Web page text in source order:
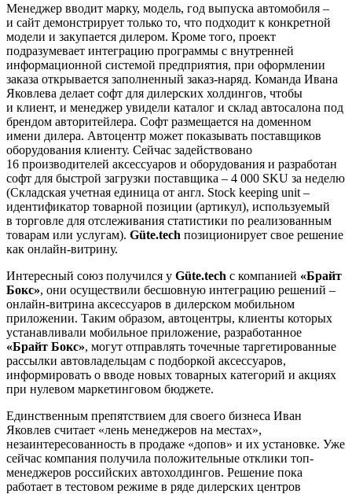
Менеджер вводит марку, модель, год выпуска автомобиля –
и сайт демонстрирует только то, что подходит к конкретной
модели и закупается дилером. Кроме того, проект
подразумевает интеграцию программы с внутренней
информационной системой предприятия, при оформлении
заказа открывается заполненный заказ-наряд. Команда Ивана
Яковлева делает софт для дилерских холдингов, чтобы
и клиент, и менеджер увидели каталог и склад автосалона под
брендом авторитейлера. Софт размещается на доменном
имени дилера. Автоцентр может показывать поставщиков
оборудования клиенту. Сейчас задействовано
16 производителей аксессуаров и оборудования и разработан
софт для быстрой загрузки поставщика – 4 000 SKU за неделю
(Складская учетная единица от англ. Stock keeping unit –
идентификатор товарной позиции (артикул), используемый
в торговле для отслеживания статистики по реализованным
товарам или услугам). Güte.tech позиционирует свое решение
как онлайн-витрину.
Интересный союз получился у Güte.tech с компанией «Брайт
Бокс», они осуществили бесшовную интеграцию решений –
онлайн-витрина аксессуаров в дилерском мобильном
приложении. Таким образом, автоцентры, клиенты которых
устанавливали мобильное приложение, разработанное
«Брайт Бокс», могут отправлять точечные таргетированные
рассылки автовладельцам с подборкой аксессуаров,
информировать о вводе новых товарных категорий и акциях
при нулевом маркетинговом бюджете.
Единственным препятствием для своего бизнеса Иван
Яковлев считает «лень менеджеров на местах»,
незаинтересованность в продаже «допов» и их установке. Уже
сейчас компания получила положительные отклики топ-
менеджеров российских автохолдингов. Решение пока
работает в тестовом режиме в ряде дилерских центров